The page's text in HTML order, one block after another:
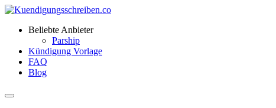
Beliebte Anbieter
Parship
Kündigung Vorlage
FAQ
Blog